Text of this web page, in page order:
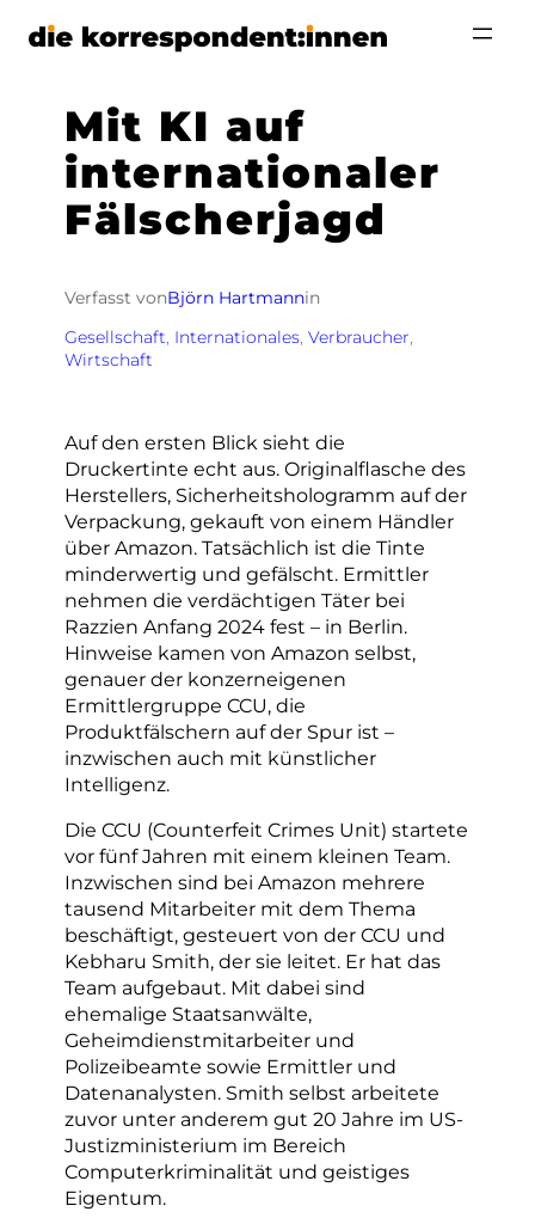
Zum
Mit KI auf
internationaler
Fälscherjagd
Verfasst vonBjörn Hartmannin
Gesellschaft, Internationales, Verbraucher
Wirtschaft
Auf den ersten Blick sieht die
Druckertinte echt aus. Originalflasche des
Herstellers, Sicherheitshologramm auf der
Verpackung, gekauft von einem Händler
über Amazon. Tatsächlich ist die Tinte
minderwertig und gefälscht. Ermittler
nehmen die verdächtigen Täter bei
Razzien Anfang 2024 fest – in Berlin.
Hinweise kamen von Amazon selbst,
genauer der konzerneigenen
Ermittlergruppe CCU, die
Produktfälschern auf der Spur ist –
inzwischen auch mit künstlicher
Intelligenz.
Die CCU (Counterfeit Crimes Unit) startete
vor fünf Jahren mit einem kleinen Team.
Inzwischen sind bei Amazon mehrere
tausend Mitarbeiter mit dem Thema
beschäftigt, gesteuert von der CCU und
Kebharu Smith, der sie leitet. Er hat das
Team aufgebaut. Mit dabei sind
ehemalige Staatsanwälte,
Geheimdienstmitarbeiter und
Polizeibeamte sowie Ermittler und
Datenanalysten. Smith selbst arbeitete
zuvor unter anderem gut 20 Jahre im US-
Justizministerium im Bereich
Computerkriminalität und geistiges
Eigentum.